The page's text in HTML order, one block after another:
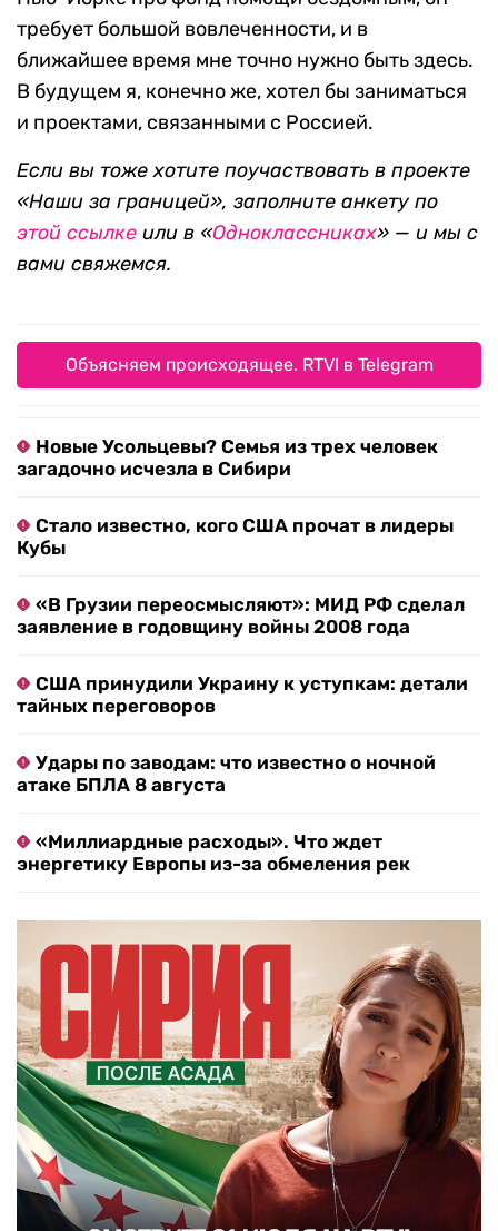
требует большой вовлеченности, и в
ближайшее время мне точно нужно быть здесь.
В будущем я, конечно же, хотел бы заниматься
и проектами, связанными с Россией.
Если вы тоже хотите поучаствовать в проекте
«Наши за границей», заполните анкету по
этой ссылке или в «Одноклассниках» — и мы с
вами свяжемся.
Объясняем происходящее. RTVI в Telegram
Новые Усольцевы? Семья из трех человек
загадочно исчезла в Сибири
Стало известно, кого США прочат в лидеры
Кубы
«В Грузии переосмысляют»: МИД РФ сделал
заявление в годовщину войны 2008 года
США принудили Украину к уступкам: детали
тайных переговоров
Удары по заводам: что известно о ночной
атаке БПЛА 8 августа
«Миллиардные расходы». Что ждет
энергетику Европы из-за обмеления рек